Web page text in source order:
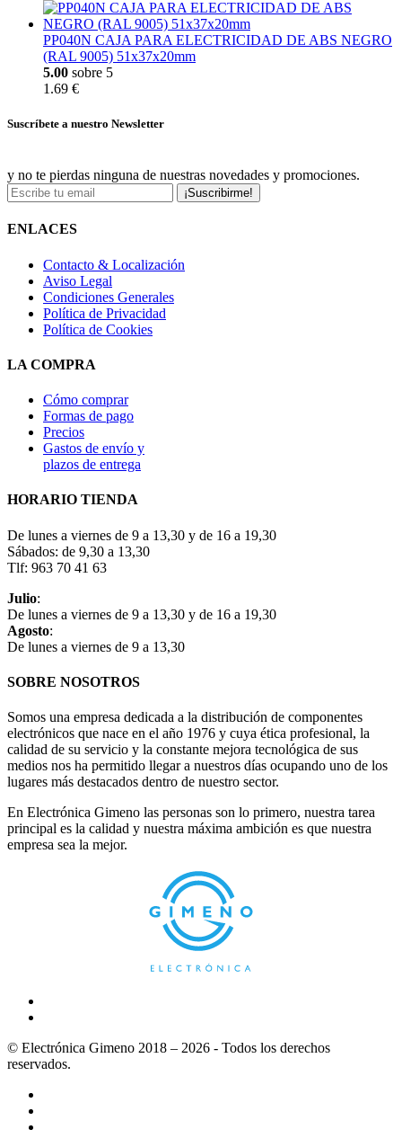
PP040N CAJA PARA ELECTRICIDAD DE ABS NEGRO
(RAL 9005) 51x37x20mm
5.00 sobre 5
1.69 €
Suscríbete a nuestro Newsletter
y no te pierdas ninguna de nuestras novedades y promociones.
¡Suscribirme!
ENLACES
Contacto & Localización
Aviso Legal
Condiciones Generales
Política de Privacidad
Política de Cookies
LA COMPRA
Cómo comprar
Formas de pago
Precios
Gastos de envío y
plazos de entrega
HORARIO TIENDA
De lunes a viernes de 9 a 13,30 y de 16 a 19,30
Sábados: de 9,30 a 13,30
Tlf: 963 70 41 63
Julio:
De lunes a viernes de 9 a 13,30 y de 16 a 19,30
Agosto:
De lunes a viernes de 9 a 13,30
SOBRE NOSOTROS
Somos una empresa dedicada a la distribución de componentes
electrónicos que nace en el año 1976 y cuya ética profesional, la
calidad de su servicio y la constante mejora tecnológica de sus
medios nos ha permitido llegar a nuestros días ocupando uno de los
lugares más destacados dentro de nuestro sector.
En Electrónica Gimeno las personas son lo primero, nuestra tarea
principal es la calidad y nuestra máxima ambición es que nuestra
empresa sea la mejor.
© Electrónica Gimeno 2018 – 2026 - Todos los derechos
reservados.